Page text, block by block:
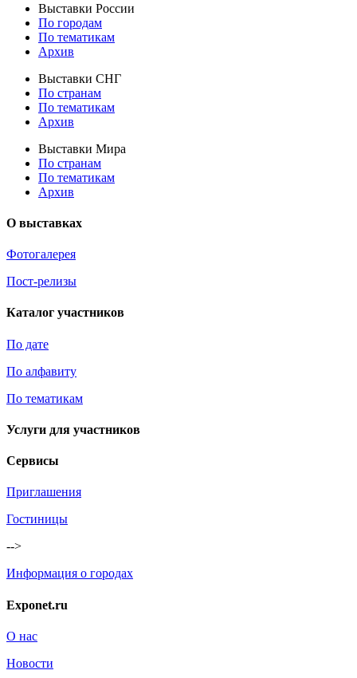
Выставки России
По городам
По тематикам
Архив
Выставки СНГ
По странам
По тематикам
Архив
Выставки Мира
По странам
По тематикам
Архив
О выставках
Фотогалерея
Пост-релизы
Каталог участников
По дате
По алфавиту
По тематикам
Услуги для участников
Сервисы
Приглашения
Гостиницы
-->
Информация о городах
Exponet.ru
О нас
Новости